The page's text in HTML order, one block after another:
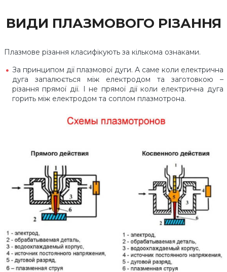
ВИДИ ПЛАЗМОВОГО РІЗАННЯ
Плазмове різання класифікують за кількома ознаками.
За принципом дії плазмової дуги. А саме коли електрична
дуга запалюється між електродом та заготовкою –
різання прямої дії. І не прямої дії коли електрична дуга
горить між електродом та соплом плазмотрона.